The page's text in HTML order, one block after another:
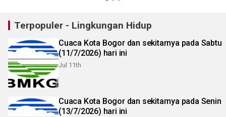
Terpopuler - Lingkungan Hidup
Cuaca Kota Bogor dan sekitarnya pada Sabtu
(11/7/2026) hari ini
Jul 11th
Cuaca Kota Bogor dan sekitarnya pada Senin
(13/7/2026) hari ini